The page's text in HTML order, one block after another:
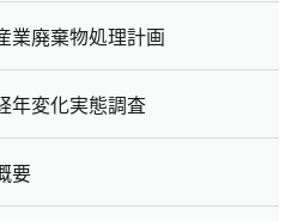
業廃棄物処理計画
年変化実態調査
要